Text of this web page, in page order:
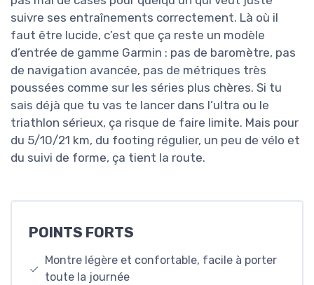
suivre ses entraînements correctement. Là où il
faut être lucide, c’est que ça reste un modèle
d’entrée de gamme Garmin : pas de baromètre, pas
de navigation avancée, pas de métriques très
poussées comme sur les séries plus chères. Si tu
sais déjà que tu vas te lancer dans l’ultra ou le
triathlon sérieux, ça risque de faire limite. Mais pour
du 5/10/21 km, du footing régulier, un peu de vélo et
du suivi de forme, ça tient la route.
POINTS FORTS
Montre légère et confortable, facile à porter
toute la journée